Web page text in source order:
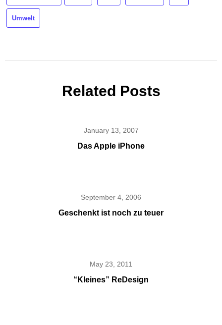
Umwelt
Related Posts
January 13, 2007
Das Apple iPhone
September 4, 2006
Geschenkt ist noch zu teuer
May 23, 2011
“Kleines” ReDesign